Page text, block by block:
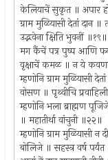
केलियाचें सुकृत ॥ अपार
ग्राम मुळियासी देतां दान
उद्भवेना क्षिति भुवनीं ॥१९॥
मग कैंचें पत्र पुष्प आणि
वृक्षाचें कमळ ॥ न ये
म्हणोनि ग्राम मुळियासी
वोसण ॥ पृथ्वीचि
म्हणोनि भला ब्राह्मण
॥ महातीर्था वांचुनी ॥२२॥
म्हणोनि ग्राम मुळियासी
बोलिजे ॥ सहस्त्र वर्ष